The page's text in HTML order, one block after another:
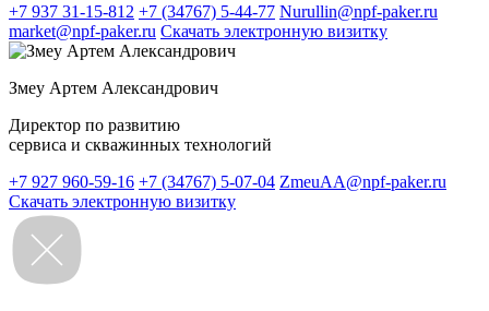
+7 937 31-15-812 +7 (34767) 5-44-77 Nurullin@npf-paker.ru
market@npf-paker.ru Скачать электронную визитку
Змеу Артем Александрович
Директор по развитию
сервиса и скважинных технологий
+7 927 960-59-16 +7 (34767) 5-07-04 ZmeuAA@npf-paker.ru
Скачать электронную визитку